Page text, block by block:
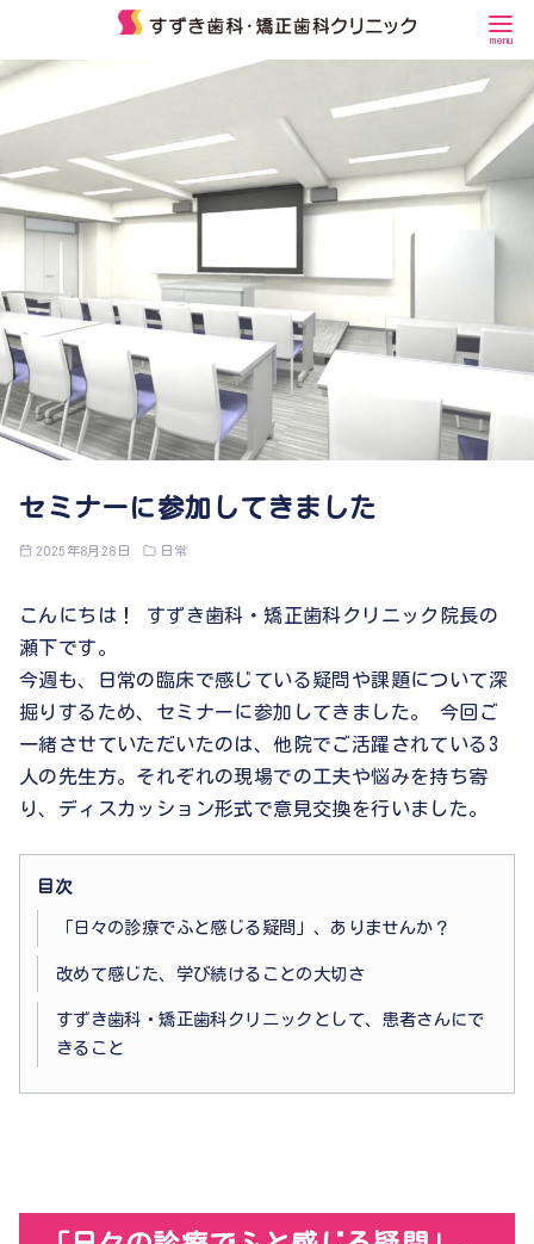
コ
テ
ン
ツ
へ
動
セミナーに参加してきました
2025年8月28日 日常
こんにちは！ すずき歯科・矯正歯科クリニック院長の
瀬下です。
今週も、日常の臨床で感じている疑問や課題について深
掘りするため、セミナーに参加してきました。 今回ご
一緒させていただいたのは、他院でご活躍されている3
人の先生方。それぞれの現場での工夫や悩みを持ち寄
り、ディスカッション形式で意見交換を行いました。
目次
「日々の診療でふと感じる疑問」、ありませんか？
改めて感じた、学び続けることの大切さ
すずき歯科・矯正歯科クリニックとして、患者さんにで
きること